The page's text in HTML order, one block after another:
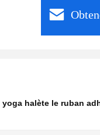
yoga halète le ruban